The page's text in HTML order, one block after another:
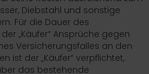
Diebstahl und sonstige
Für die Dauer des
„Käufer“ Ansprüche gegen
Versicherungsfalles an den
ist der „Käufer“ verpflichtet,
das bestehende